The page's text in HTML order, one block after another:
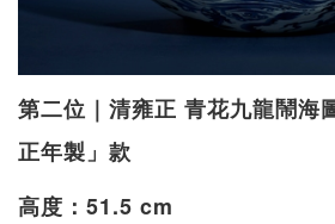
第二位｜清雍正 青花九龍鬧海
正年製」款
高度：51.5 cm